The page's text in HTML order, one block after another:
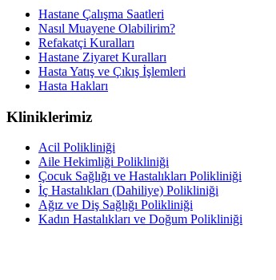
Hastane Çalışma Saatleri
Nasıl Muayene Olabilirim?
Refakatçi Kuralları
Hastane Ziyaret Kuralları
Hasta Yatış ve Çıkış İşlemleri
Hasta Hakları
Kliniklerimiz
Acil Polikliniği
Aile Hekimliği Polikliniği
Çocuk Sağlığı ve Hastalıkları Polikliniği
İç Hastalıkları (Dahiliye) Polikliniği
Ağız ve Diş Sağlığı Polikliniği
Kadın Hastalıkları ve Doğum Polikliniği